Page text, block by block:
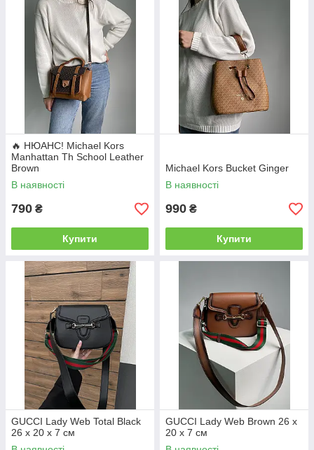
🔥 НЮАНС! Michael Kors
Manhattan Th School Leather
Brown
В наявності
790 ₴
Купити
Michael Kors Bucket Ginger
В наявності
990 ₴
Купити
GUCCI Lady Web Total Black
26 х 20 х 7 см
GUCCI Lady Web Brown 26 х
20 х 7 см